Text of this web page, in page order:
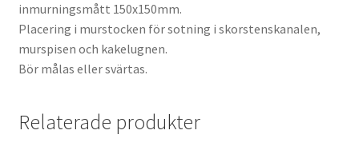
inmurningsmått 150x150mm.
Placering i murstocken för sotning i skorstenskanalen,
murspisen och kakelugnen.
Bör målas eller svärtas.
Relaterade produkter